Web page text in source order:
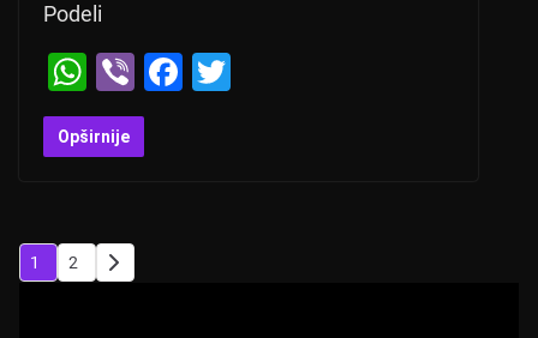
Podeli
W
h
at
Vi
b
er
F
Opširnije
Posts
1 2